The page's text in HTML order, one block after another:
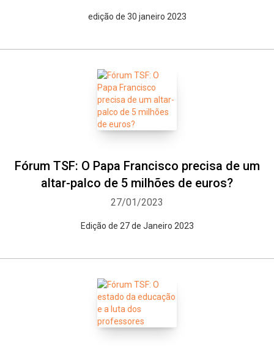
edição de 30 janeiro 2023
Fórum TSF: O Papa Francisco precisa de um
altar-palco de 5 milhões de euros?
27/01/2023
Edição de 27 de Janeiro 2023